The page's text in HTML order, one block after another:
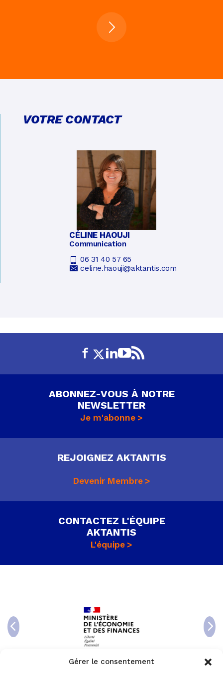
Gérer le consentement
VOTRE CONTACT
CÉLINE HAOUJI
Communication
06 31 40 57 65
celine.haouji@aktantis.com
ABONNEZ-VOUS À NOTRE
NEWSLETTER
Je m'abonne
REJOIGNEZ AKTANTIS
Devenir Membre
CONTACTEZ L'ÉQUIPE
AKTANTIS
L'équipe